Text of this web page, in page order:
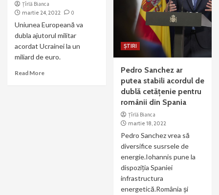
Țîrlă Bianca
martie 24, 2022
0
Uniunea Europeană va
dubla ajutorul militar
acordat Ucrainei la un
miliard de euro.
Read More
ȘTIRI
Pedro Sanchez ar
putea stabili acordul de
dublă cetățenie pentru
românii din Spania
Țîrlă Bianca
martie 18, 2022
Pedro Sanchez vrea să
diversifice susrsele de
energie.Iohannis pune la
dispoziția Spaniei
infrastructura
energetică.România și